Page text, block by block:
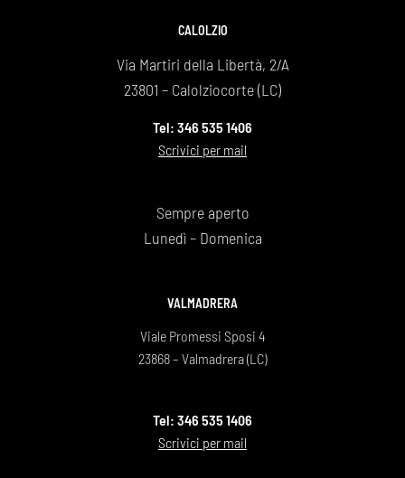
CALOLZIO
Via Martiri della Libertà, 2/A
23801 – Calolziocorte (LC)
Tel: 346 535 1406
Scrivici per mail
Sempre aperto
Lunedì – Domenica
VALMADRERA
Viale Promessi Sposi 4
23868 – Valmadrera (LC)
Tel: 346 535 1406
Scrivici per mail